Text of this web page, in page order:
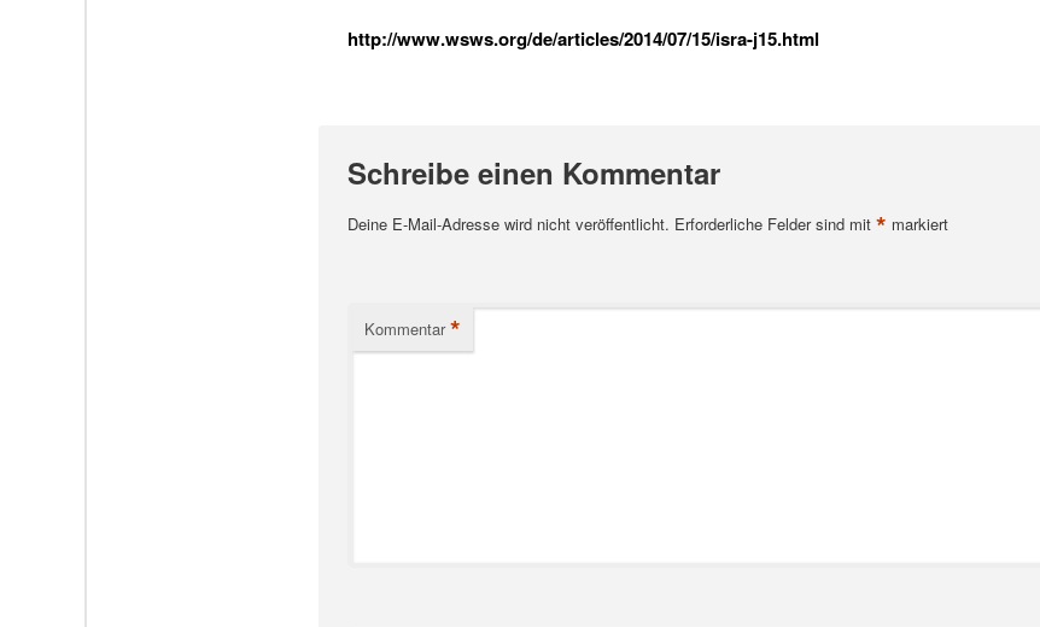
http://www.wsws.org/de/articles/2014/07/15/isra-j15.html
Schreibe einen Kommentar
Deine E-Mail-Adresse wird nicht veröffentlicht. Erforderliche Felder sind mit * markiert
Kommentar *